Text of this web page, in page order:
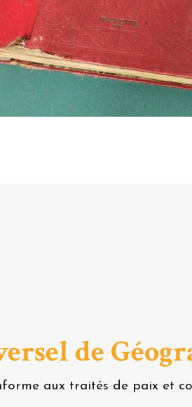
de
aux traités de paix et